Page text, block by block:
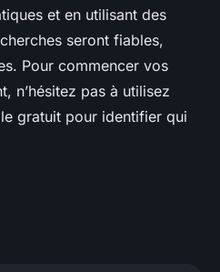
et en utilisant des
seront fiables,
Pour commencer vos
n’hésitez pas à utilisez
gratuit pour identifier qui